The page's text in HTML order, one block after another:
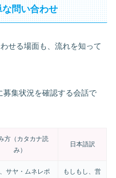
問い合わせ
せる場面も、流れを知って
集状況を確認する会話で
方（カタカナ読
み）
日本語訳
サヤ・ムネレポ
もしもし、営